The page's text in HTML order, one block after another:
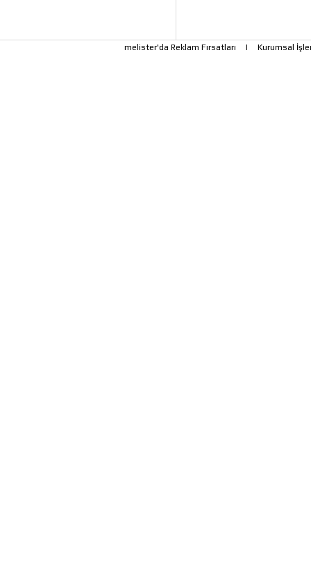
melister'da Reklam Fırsatları | Kurumsal